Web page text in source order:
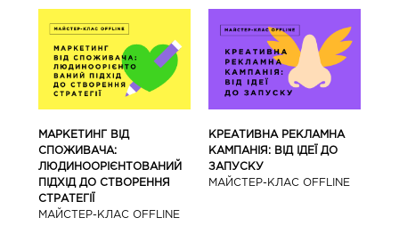
МАРКЕТИНГ ВІД
СПОЖИВАЧА:
ЛЮДИНООРІЄНТОВАНИЙ
ПІДХІД ДО СТВОРЕННЯ
СТРАТЕГІЇ
МАЙCТЕР-КЛАС OFFLINE
КРЕАТИВНА РЕКЛАМНА
КАМПАНІЯ: ВІД ІДЕЇ ДО
ЗАПУСКУ
МАЙCТЕР-КЛАС OFFLINE